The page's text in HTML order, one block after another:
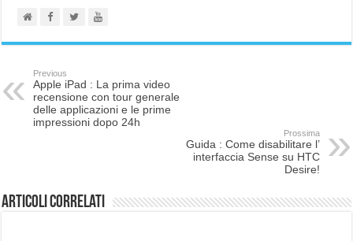
Previous
Apple iPad : La prima video
recensione con tour generale
delle applicazioni e le prime
impressioni dopo 24h
Prossima
Guida : Come disabilitare l’
interfaccia Sense su HTC
Desire!
Articoli correlati